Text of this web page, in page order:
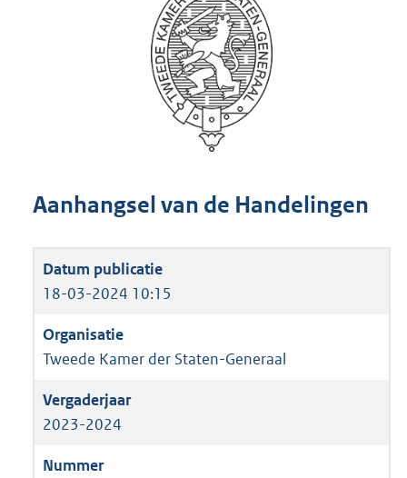
Aanhangsel van de Handelingen
18-03-2024 10:15
Tweede Kamer der Staten-Generaal
2023-2024